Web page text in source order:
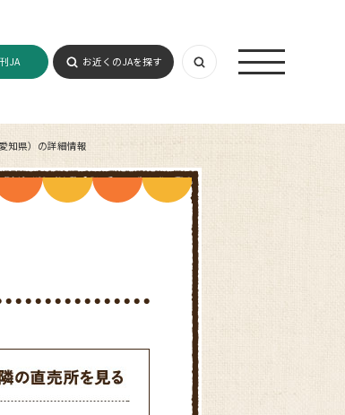
JA お近くのJAを探す
知県）の詳細情報